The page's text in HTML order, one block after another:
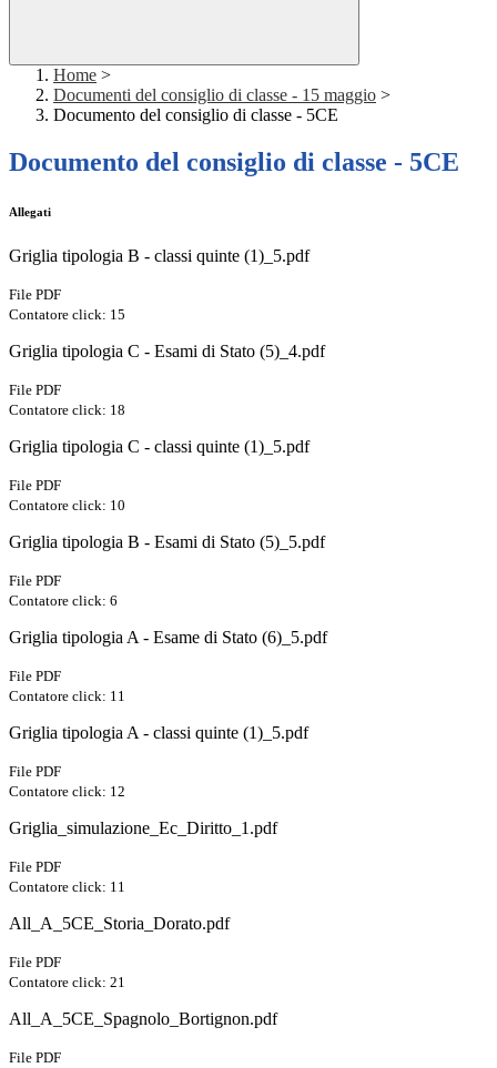
Home >
Documenti del consiglio di classe - 15 maggio >
Documento del consiglio di classe - 5CE
Documento del consiglio di classe - 5CE
Allegati
Griglia tipologia B - classi quinte (1)_5.pdf
File PDF
Contatore click: 15
Griglia tipologia C - Esami di Stato (5)_4.pdf
File PDF
Contatore click: 18
Griglia tipologia C - classi quinte (1)_5.pdf
File PDF
Contatore click: 10
Griglia tipologia B - Esami di Stato (5)_5.pdf
File PDF
Contatore click: 6
Griglia tipologia A - Esame di Stato (6)_5.pdf
File PDF
Contatore click: 11
Griglia tipologia A - classi quinte (1)_5.pdf
File PDF
Contatore click: 12
Griglia_simulazione_Ec_Diritto_1.pdf
File PDF
Contatore click: 11
All_A_5CE_Storia_Dorato.pdf
File PDF
Contatore click: 21
All_A_5CE_Spagnolo_Bortignon.pdf
File PDF